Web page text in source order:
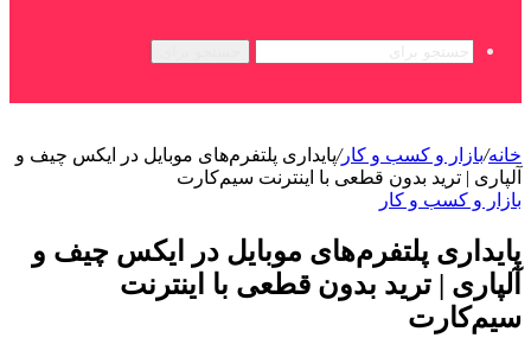
خانه/بازار و کسب و کار/پایداری پلتفرم‌های موبایل در ایکس چیف و
آلپاری | ترید بدون قطعی با اینترنت سیم‌کارت
بازار و کسب و کار
پایداری پلتفرم‌های موبایل در ایکس چیف و
آلپاری | ترید بدون قطعی با اینترنت
سیم‌کارت